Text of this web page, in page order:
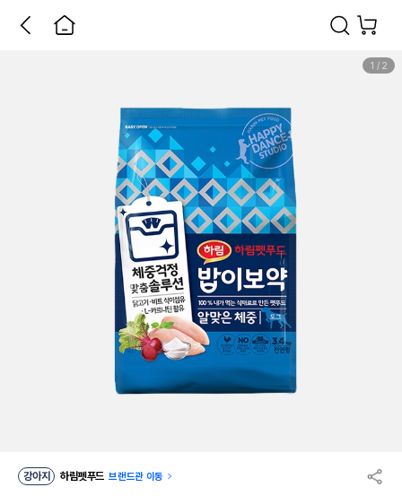
1 / 2
강아지 하림펫푸드 브랜드관 이동